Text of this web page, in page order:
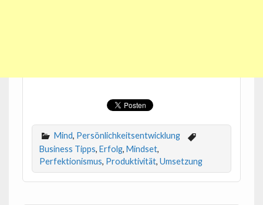
Mind, Persönlichkeitsentwicklung
Business Tipps, Erfolg, Mindset,
Perfektionismus, Produktivität, Umsetzung